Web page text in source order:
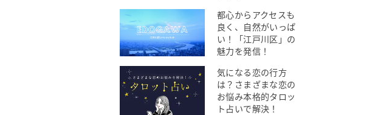
都心からアクセスも
良く、自然がいっぱ
い！「江戸川区」の
魅力を発信！
気になる恋の行方
は？さまざまな恋の
お悩み本格的タロッ
ト占いで解決！